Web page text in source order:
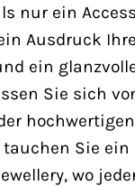
nur ein
Ausdruck
ein
Sie sich
Sie ein
wo